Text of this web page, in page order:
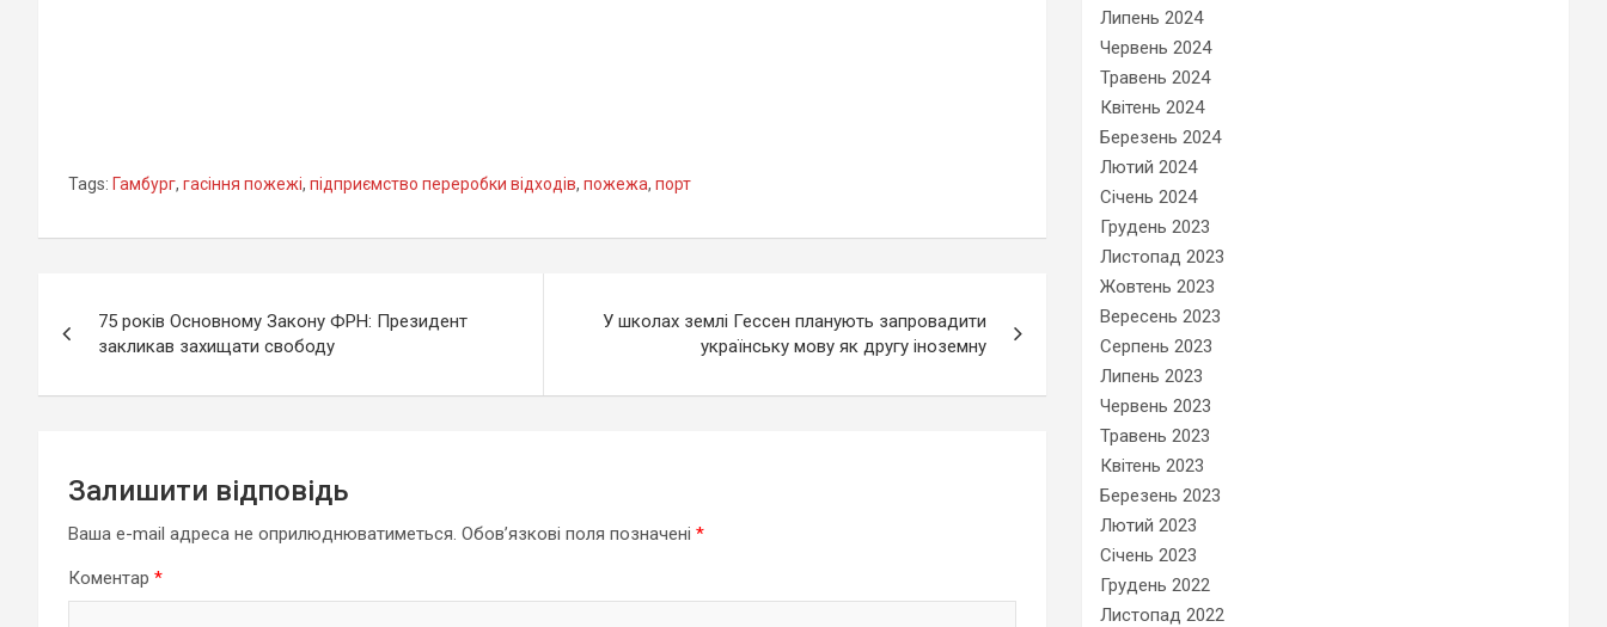
Tags: Гамбург, гасіння пожежі, підприємство переробки відходів, пожежа, порт
записів
75 років Основному Закону ФРН: Президент
закликав захищати свободу
У школах землі Гессен планують запровадити
українську мову як другу іноземну
Залишити відповідь
Ваша e-mail адреса не оприлюднюватиметься. Обов’язкові поля позначені *
Коментар *
Липень 2024
Червень 2024
Травень 2024
Квітень 2024
Березень 2024
Лютий 2024
Січень 2024
Грудень 2023
Листопад 2023
Жовтень 2023
Вересень 2023
Серпень 2023
Липень 2023
Червень 2023
Травень 2023
Квітень 2023
Березень 2023
Лютий 2023
Січень 2023
Грудень 2022
Листопад 2022